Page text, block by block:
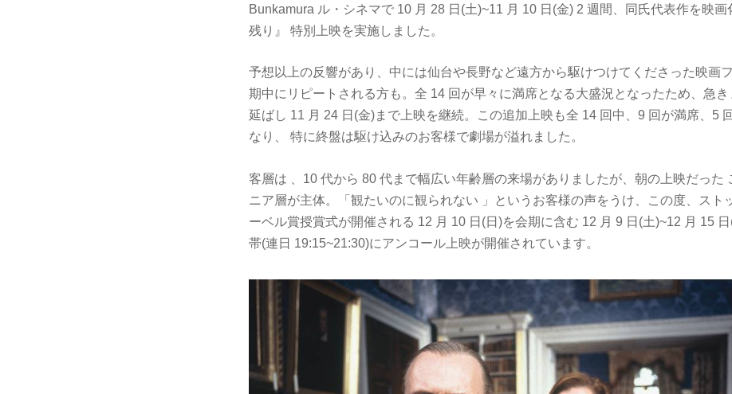
Bunkamura ル・シネマで 10 月 28 日(土)~11 月 10 日(金) 2 週間、同氏代表作を映画
残り』 特別上映を実施しました。
予想以上の反響があり、中には仙台や長野など遠方から駆けつけてくださった映画
期中にリピートされる方も。全 14 回が早々に満席となる大盛況となったため、急き
延ばし 11 月 24 日(金)まで上映を継続。この追加上映も全 14 回中、9 回が満席、5
なり、 特に終盤は駆け込みのお客様で劇場が溢れました。
客層は 、10 代から 80 代まで幅広い年齢層の来場がありましたが、朝の上映だった
ニア層が主体。「観たいのに観られない 」というお客様の声をうけ、この度、スト
ーベル賞授賞式が開催される 12 月 10 日(日)を会期に含む 12 月 9 日(土)~12 月 15
帯(連日 19:15~21:30)にアンコール上映が開催されています。